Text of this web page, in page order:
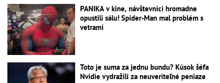
PANIKA v kine, návštevníci hromadne
opustili sálu! Spider-Man mal problém s
vetrami
Toto je suma za jednu bundu? Kúsok šéfa
Nvidie vydražili za neuveriteľné peniaze